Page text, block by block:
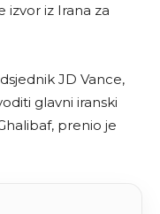
izvor iz Irana za
JD Vance,
glavni iranski
prenio je